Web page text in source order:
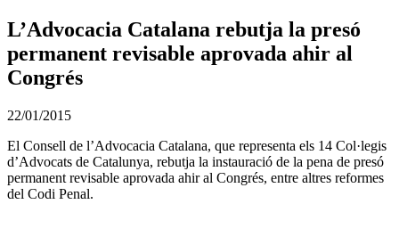
L’Advocacia Catalana rebutja la presó
permanent revisable aprovada ahir al
Congrés
22/01/2015
El Consell de l’Advocacia Catalana, que representa els 14 Col·legis
d’Advocats de Catalunya, rebutja la instauració de la pena de presó
permanent revisable aprovada ahir al Congrés, entre altres reformes
del Codi Penal.